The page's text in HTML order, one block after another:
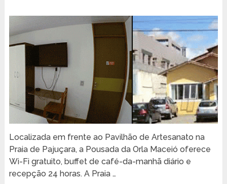
Localizada em frente ao Pavilhão de Artesanato na
Praia de Pajuçara, a Pousada da Orla Maceió oferece
Wi-Fi gratuito, buffet de café-da-manhã diário e
recepção 24 horas. A Praia …